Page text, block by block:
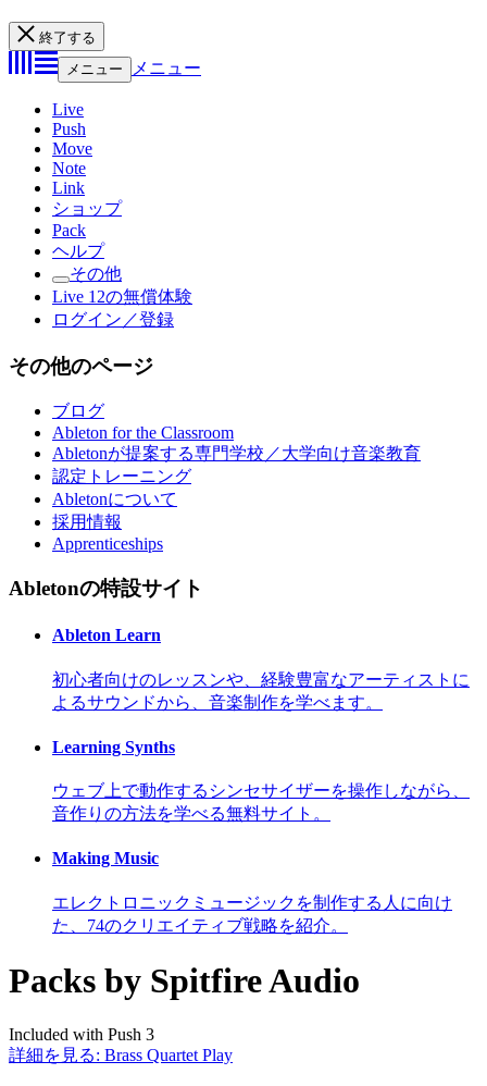
終了する
メニュー
メニュー
Live
Push
Move
Note
Link
ショップ
Pack
ヘルプ
その他
Live 12の無償体験
ログイン／登録
その他のページ
ブログ
Ableton for the Classroom
Abletonが提案する専門学校／大学向け音楽教育
認定トレーニング
Abletonについて
採用情報
Apprenticeships
Abletonの特設サイト
Ableton Learn
初心者向けのレッスンや、経験豊富なアーティストに
よるサウンドから、音楽制作を学べます。
Learning Synths
ウェブ上で動作するシンセサイザーを操作しながら、
音作りの方法を学べる無料サイト。
Making Music
エレクトロニックミュージックを制作する人に向け
た、74のクリエイティブ戦略を紹介。
Packs by Spitfire Audio
Included with Push 3
詳細を見る: Brass Quartet Play